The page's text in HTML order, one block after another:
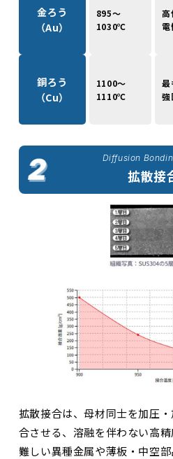
金ろう
（Au）
895～
1030℃
高
電
銅ろう
（Cu）
1100～
1110℃
最
強
Diffusion
拡散接
拡散接合は、母材同士を加圧
合させる、溶融を伴わない高
難しい異種金属や薄板・中空